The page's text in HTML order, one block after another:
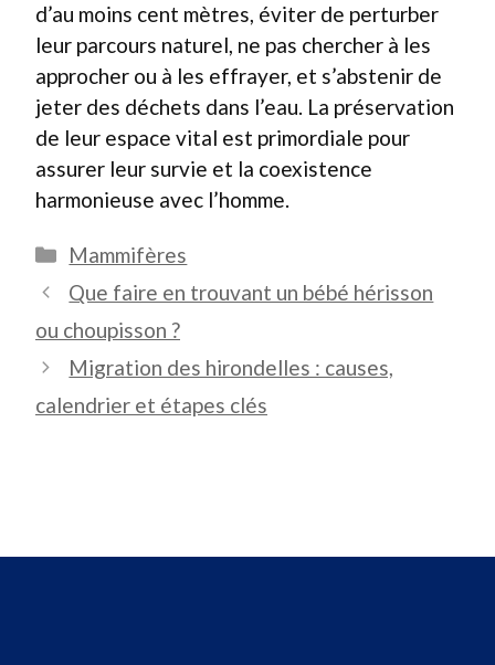
d’au moins cent mètres, éviter de perturber
leur parcours naturel, ne pas chercher à les
approcher ou à les effrayer, et s’abstenir de
jeter des déchets dans l’eau. La préservation
de leur espace vital est primordiale pour
assurer leur survie et la coexistence
harmonieuse avec l’homme.
Catégories
Mammifères
Que faire en trouvant un bébé hérisson
ou choupisson ?
Migration des hirondelles : causes,
calendrier et étapes clés